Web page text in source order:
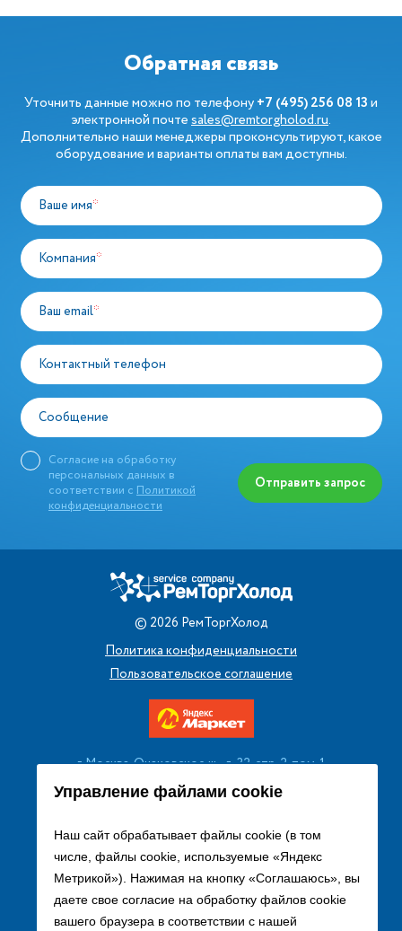
Управление файлами cookie
Наш сайт обрабатывает файлы cookie (в том
числе, файлы cookie, используемые «Яндекс
Метрикой»). Нажимая на кнопку «Соглашаюсь», вы
даете свое согласие на обработку файлов cookie
вашего браузера в соответствии с нашей
Обратная связь
Уточнить данные можно по телефону+7 (495) 256 08 13и
электронной почтеsales@remtorgholod.ru.
Дополнительно наши менеджеры проконсультируют, какое
оборудование и варианты оплаты вам доступны.
Ваше имя*
Компания*
Ваш email*
Контактный телефон
Сообщение
Согласие на обработку
персональных данных в
соответствии с Политикой
конфиденциальности
Отправить запрос
© 2026 РемТоргХолод
Политика конфиденциальности
Пользовательское соглашение
г. Москва, Очаковское ш., д. 32, стр. 2, пом. 1
+7 (495) 256 08 13
Заказать звонок
sales@remtorgholod.ru